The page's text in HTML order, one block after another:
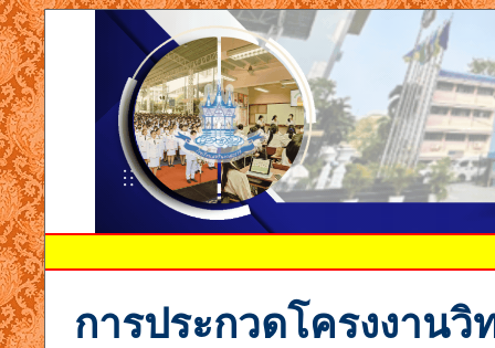
การประกวดโครงงาน